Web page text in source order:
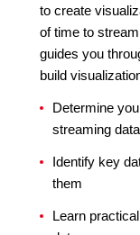
to create
of time to
guides you
build
Determine
streaming data
Identify key
them
Learn